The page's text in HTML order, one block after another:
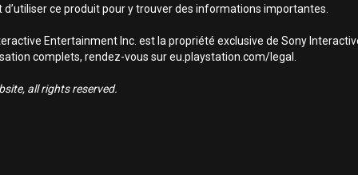
ce produit pour y trouver des informations importantes.
Entertainment Inc. est la propriété exclusive de Sony
complets, rendez-vous sur eu.playstation.com/legal.
all rights reserved.